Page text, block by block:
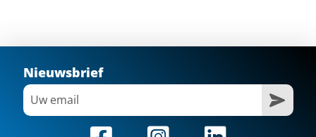
Nieuwsbrief